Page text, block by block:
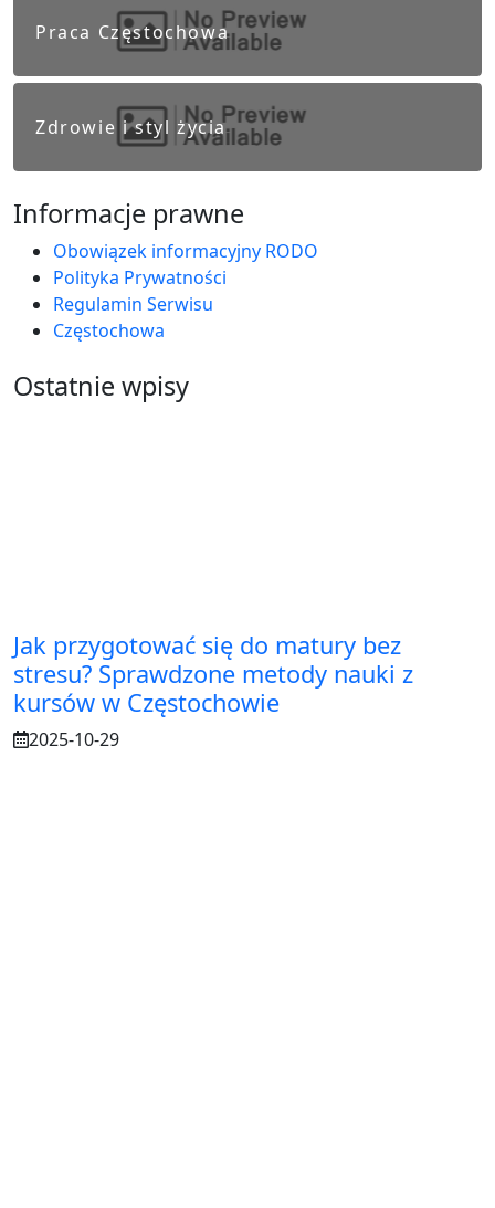
Praca Częstochowa
Zdrowie i styl życia
Informacje prawne
Obowiązek informacyjny RODO
Polityka Prywatności
Regulamin Serwisu
Częstochowa
Ostatnie wpisy
Jak przygotować się do matury bez
stresu? Sprawdzone metody nauki z
kursów w Częstochowie
2025-10-29